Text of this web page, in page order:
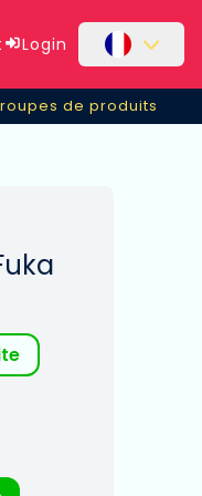
Login
de produits